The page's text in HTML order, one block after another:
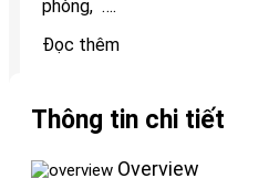
phòng, ….
Đọc thêm
Thông tin chi tiết
Overview